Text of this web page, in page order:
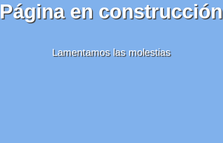
Página en construcción
Lamentamos las molestias